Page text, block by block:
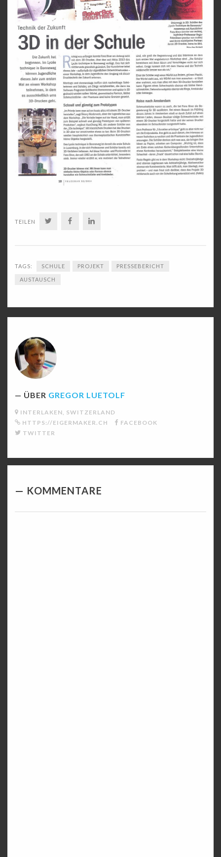
TEILEN TWITTERFACEBOOK
TAGS: SCHULE PROJEKT PRESSEBERICHT
AUSTAUSCH
ÜBER GREGOR LUETOLF
INTERLAKEN, SWITZERLAND
HTTPS://EIGERMAKER.CH
FACEBOOK
TWITTER
KOMMENTARE